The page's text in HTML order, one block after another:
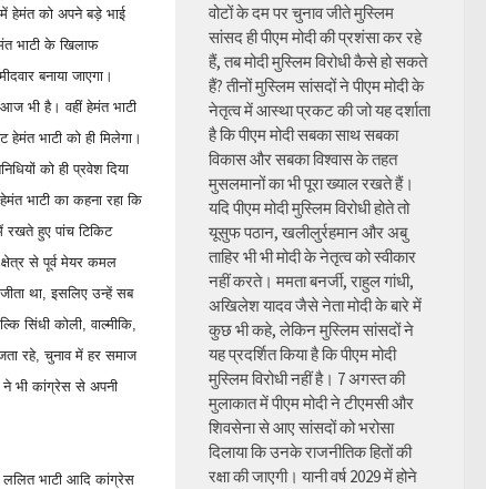
हेमंत को अपने बड़े भाई
भाटी के खिलाफ
बनाया जाएगा।
भी है। वहीं हेमंत भाटी
भाटी को ही मिलेगा।
को ही प्रवेश दिया
भाटी का कहना रहा कि
रखते हुए पांच टिकिट
से पूर्व मेयर कमल
था, इसलिए उन्हें सब
सिंधी कोली, वाल्मीकि,
रहे, चुनाव में हर समाज
ने भी कांग्रेस से अपनी
ललित भाटी आदि कांग्रेस
वोटों के दम पर चुनाव जीते मुस्लिम
सांसद ही पीएम मोदी की प्रशंसा कर रहे
हैं, तब मोदी मुस्लिम विरोधी कैसे हो सकते
हैं? तीनों मुस्लिम सांसदों ने पीएम मोदी के
नेतृत्व में आस्था प्रकट की जो यह दर्शाता
है कि पीएम मोदी सबका साथ सबका
विकास और सबका विश्वास के तहत
मुसलमानों का भी पूरा ख्याल रखते हैं।
यदि पीएम मोदी मुस्लिम विरोधी होते तो
यूसुफ पठान, खलीलुर्रहमान और अबु
ताहिर भी भी मोदी के नेतृत्व को स्वीकार
नहीं करते। ममता बनर्जी, राहुल गांधी,
अखिलेश यादव जैसे नेता मोदी के बारे में
कुछ भी कहे, लेकिन मुस्लिम सांसदों ने
यह प्रदर्शित किया है कि पीएम मोदी
मुस्लिम विरोधी नहीं है। 7 अगस्त की
मुलाकात में पीएम मोदी ने टीएमसी और
शिवसेना से आए सांसदों को भरोसा
दिलाया कि उनके राजनीतिक हितों की
रक्षा की जाएगी। यानी वर्ष 2029 में होने